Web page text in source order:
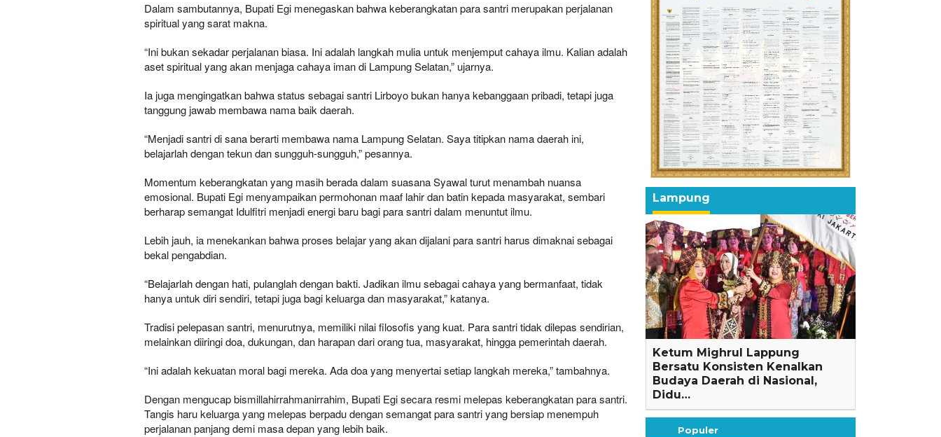
Dalam sambutannya, Bupati Egi menegaskan bahwa keberangkatan para santri merupakan perjalanan
spiritual yang sarat makna.
“Ini bukan sekadar perjalanan biasa. Ini adalah langkah mulia untuk menjemput cahaya ilmu. Kalian adalah
aset spiritual yang akan menjaga cahaya iman di Lampung Selatan,” ujarnya.
Ia juga mengingatkan bahwa status sebagai santri Lirboyo bukan hanya kebanggaan pribadi, tetapi juga
tanggung jawab membawa nama baik daerah.
“Menjadi santri di sana berarti membawa nama Lampung Selatan. Saya titipkan nama daerah ini,
belajarlah dengan tekun dan sungguh-sungguh,” pesannya.
Momentum keberangkatan yang masih berada dalam suasana Syawal turut menambah nuansa
emosional. Bupati Egi menyampaikan permohonan maaf lahir dan batin kepada masyarakat, sembari
berharap semangat Idulfitri menjadi energi baru bagi para santri dalam menuntut ilmu.
Lebih jauh, ia menekankan bahwa proses belajar yang akan dijalani para santri harus dimaknai sebagai
bekal pengabdian.
“Belajarlah dengan hati, pulanglah dengan bakti. Jadikan ilmu sebagai cahaya yang bermanfaat, tidak
hanya untuk diri sendiri, tetapi juga bagi keluarga dan masyarakat,” katanya.
Tradisi pelepasan santri, menurutnya, memiliki nilai filosofis yang kuat. Para santri tidak dilepas sendirian,
melainkan diiringi doa, dukungan, dan harapan dari orang tua, masyarakat, hingga pemerintah daerah.
“Ini adalah kekuatan moral bagi mereka. Ada doa yang menyertai setiap langkah mereka,” tambahnya.
Dengan mengucap bismillahirrahmanirrahim, Bupati Egi secara resmi melepas keberangkatan para santri.
Tangis haru keluarga yang melepas berpadu dengan semangat para santri yang bersiap menempuh
perjalanan panjang demi masa depan yang lebih baik.
Lampung
Ketum Mighrul Lappung
Bersatu Konsisten Kenalkan
Budaya Daerah di Nasional,
Didu…
Populer